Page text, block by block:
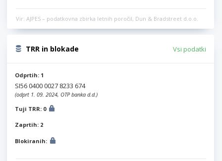
Vir: AJPES – podatkovna zbirka letnih poročil, Dun & Bradstreet d.o.o.
TRR in blokade Vsi podatki
Odprtih: 1
SI56 0400 0027 8233 674
(odprt 1. 09. 2024, OTP banka d.d.)
Tuji TRR: 0
Zaprtih: 2
Blokiranih: